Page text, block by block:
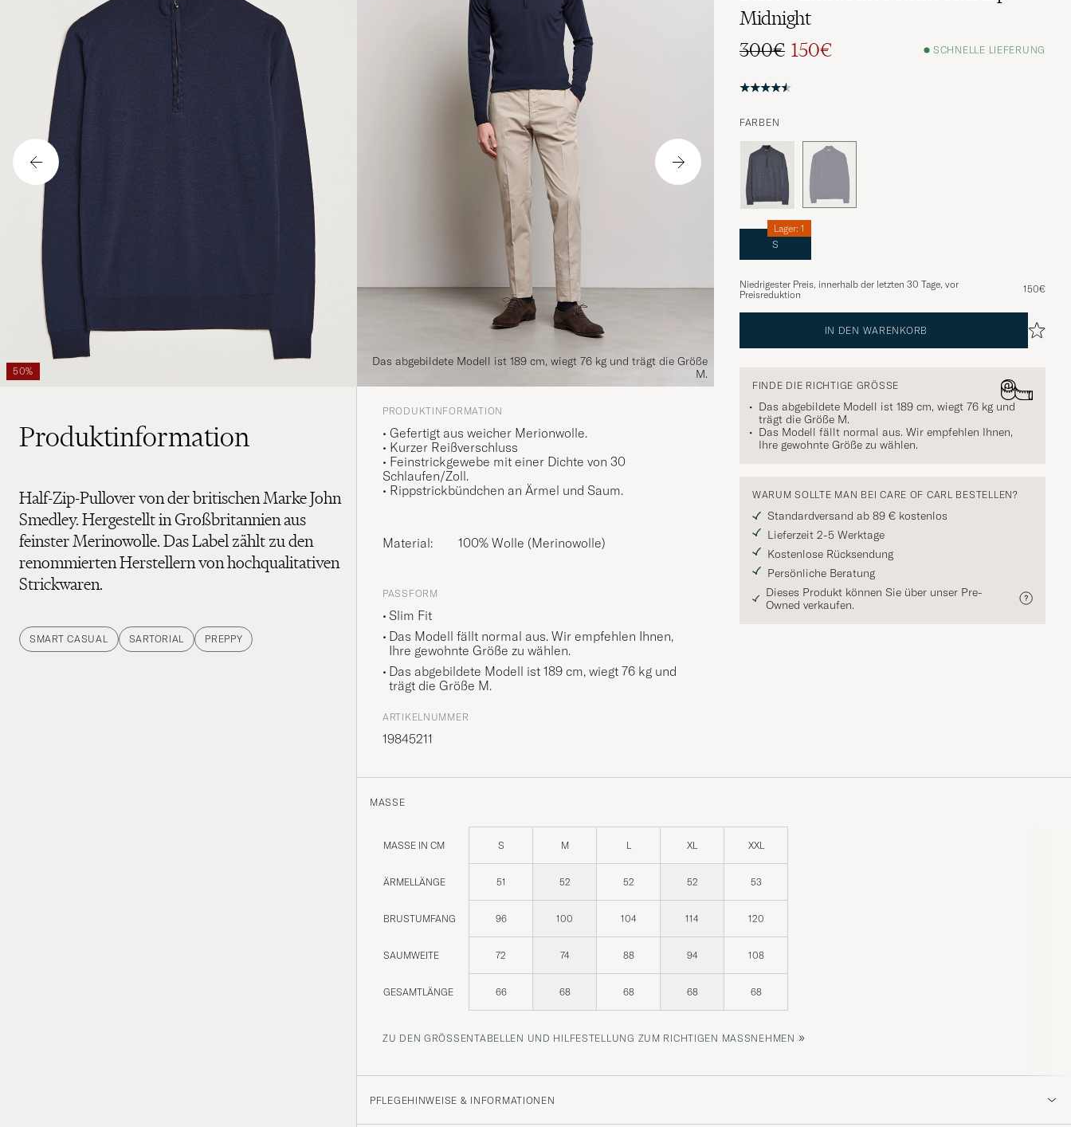
50%
Das abgebildete Modell ist 189 cm, wiegt 76 kg und trägt die Größe
M.
Midnight
300€ 150€ SCHNELLE LIEFERUNG
FARBEN
S
Lager: 1
Niedrigester Preis, innerhalb der letzten 30 Tage, vor
Preisreduktion
150€
IN DEN WARENKORB
FINDE DIE RICHTIGE GRÖSSE
Das abgebildete Modell ist 189 cm, wiegt 76 kg und
trägt die Größe M.
Das Modell fällt normal aus. Wir empfehlen Ihnen,
Ihre gewohnte Größe zu wählen.
WARUM SOLLTE MAN BEI CARE OF CARL BESTELLEN?
Standardversand ab 89 € kostenlos
Lieferzeit 2-5 Werktage
Kostenlose Rücksendung
Persönliche Beratung
Dieses Produkt können Sie über unser Pre-
Owned verkaufen.
Produktinformation
Half-Zip-Pullover von der britischen Marke John
Smedley. Hergestellt in Großbritannien aus
feinster Merinowolle. Das Label zählt zu den
renommierten Herstellern von hochqualitativen
Strickwaren.
SMART CASUAL SARTORIAL PREPPY
PRODUKTINFORMATION
• Gefertigt aus weicher Merionwolle.
• Kurzer Reißverschluss
• Feinstrickgewebe mit einer Dichte von 30
Schlaufen/Zoll.
• Rippstrickbündchen an Ärmel und Saum.
Material: 100% Wolle (Merinowolle)
PASSFORM
Slim Fit
Das Modell fällt normal aus. Wir empfehlen Ihnen,
Ihre gewohnte Größe zu wählen.
Das abgebildete Modell ist 189 cm, wiegt 76 kg und
trägt die Größe M.
ARTIKELNUMMER
19845211
MASSE
MASSE IN CM S M L XL XXL
ÄRMELLÄNGE 51 52 52 52 53
BRUSTUMFANG 96 100 104 114 120
SAUMWEITE 72 74 88 94 108
GESAMTLÄNGE 66 68 68 68 68
ZU DEN GRÖSSENTABELLEN UND HILFESTELLUNG ZUM RICHTIGEN MASSNEHMEN »
PFLEGEHINWEISE & INFORMATIONEN